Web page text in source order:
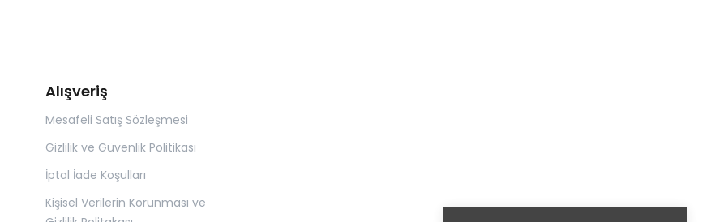
Alışveriş
Mesafeli Satış Sözleşmesi
Gizlilik ve Güvenlik Politikası
İptal İade Koşulları
Kişisel Verilerin Korunması ve